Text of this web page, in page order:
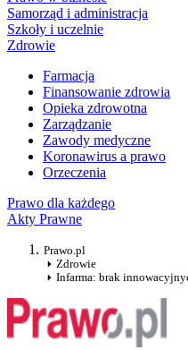
Samorząd i administracja
Szkoły i uczelnie
Zdrowie
Farmacja
Finansowanie zdrowia
Opieka zdrowotna
Zarządzanie
Zawody medyczne
Koronawirus a prawo
Orzeczenia
Prawo dla każdego
Akty Prawne
Prawo.pl
Zdrowie
Infarma: brak